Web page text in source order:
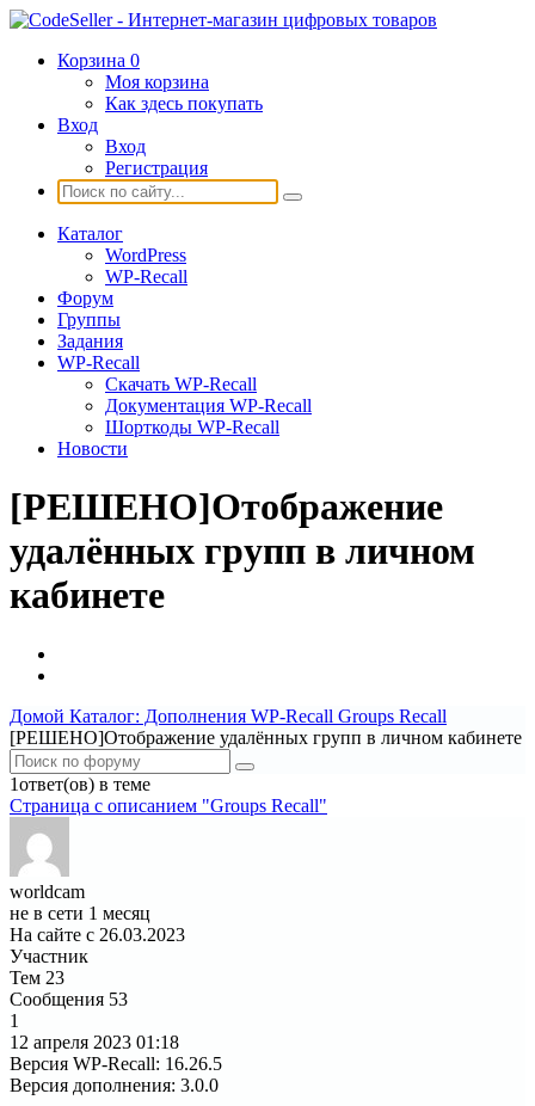
Корзина 0
Моя корзина
Как здесь покупать
Вход
Вход
Регистрация
Каталог
WordPress
WP-Recall
Форум
Группы
Задания
WP-Recall
Скачать WP-Recall
Документация WP-Recall
Шорткоды WP-Recall
Новости
[РЕШЕНО]Отображение
удалённых групп в личном
кабинете
Домой Каталог: Дополнения WP-Recall Groups Recall
[РЕШЕНО]Отображение удалённых групп в личном кабинете
1ответ(ов) в теме
Страница c описанием "Groups Recall"
worldcam
не в сети 1 месяц
На сайте с 26.03.2023
Участник
Тем 23
Сообщения 53
1
12 апреля 2023 01:18
Версия WP-Recall: 16.26.5
Версия дополнения: 3.0.0